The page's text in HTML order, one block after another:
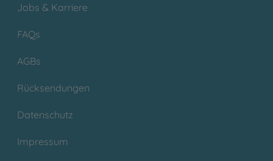
Jobs & Karriere
FAQs
AGBs
Rücksendungen
Datenschutz
Impressum